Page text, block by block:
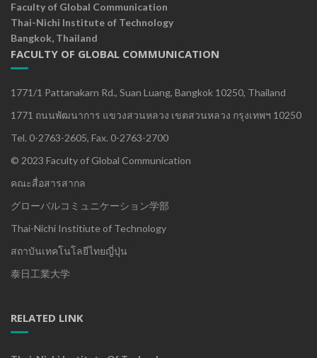
Faculty of Global Communication
Thai-Nichi Institute of Technology
Bangkok, Thailand
FACULTY OF GLOBAL COMMUNICATION
1771/1 Pattanakarn Rd., Suan Luang, Bangkok 10250, Thailand
1771 ถนนพัฒนาการ แขวงสวนหลวง เขตสวนหลวง กรุงเทพฯ 10250
Tel. 0-2763-2605, Fax. 0-2763-2700
© 2023 Faculty of Global Communication
คณะสื่อสารสากล
グローバルコミュニケーション学部
Thai-Nichi Institiute of Technology
สถาบันเทคโนโลยีไทยญี่ปุ่น
泰日工業大学
RELATED LINK